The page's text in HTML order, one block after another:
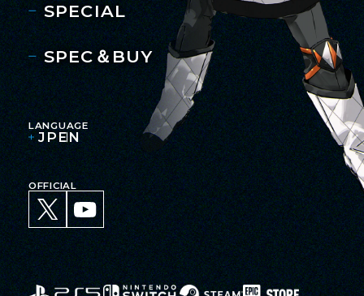
SPECIAL
SPEC＆BUY
OFFICIAL
LANGUAGE
JPEN